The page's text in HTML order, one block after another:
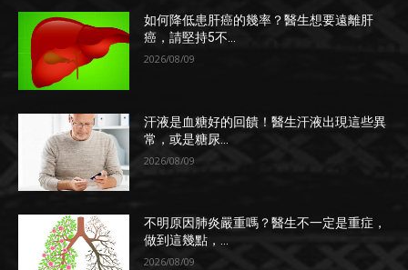
如何降低患肝癌的幾率？醫生想要遠離肝
癌，請堅持5不...
2026/08/09
汗液是血糖好的回饋！醫生汗液出現這些異
常，或是糖尿...
2026/08/09
不明原因肺炎嚴重嗎？醫生不一定是重症，
做到這幾點，...
2026/08/09